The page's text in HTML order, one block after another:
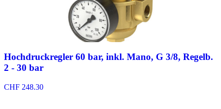
Hochdruckregler 60 bar, inkl. Mano, G 3/8, Regelb.
2 - 30 bar
CHF 248.30